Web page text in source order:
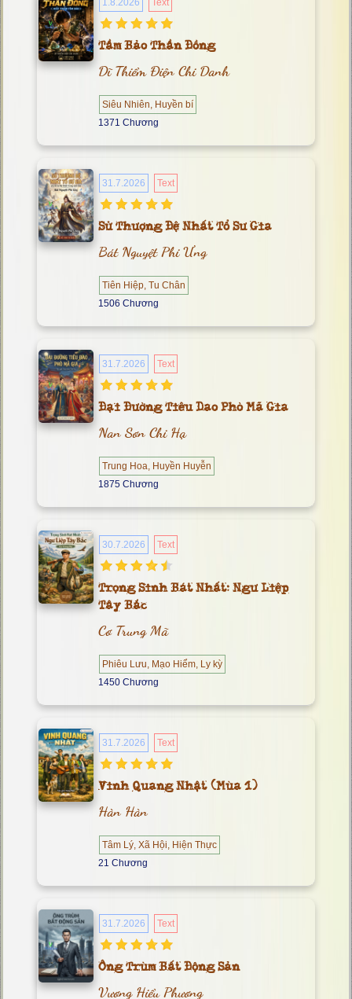
1.8.2026 Text
Tầm Bảo Thần Đồng
Dĩ Thiểm Điện Chi Danh
Siêu Nhiên, Huyền bí
1371 Chương
31.7.2026 Text
Sử Thượng Đệ Nhất Tổ Sư Gia
Bát Nguyệt Phi Ưng
Tiên Hiệp, Tu Chân
1506 Chương
31.7.2026 Text
Đại Đường Tiêu Dao Phò Mã Gia
Nan Sơn Chi Hạ
Trung Hoa, Huyền Huyễn
1875 Chương
30.7.2026 Text
Trọng Sinh Bát Nhất: Ngư Liệp
Tây Bắc
Cơ Trung Mã
Phiêu Lưu, Mạo Hiểm, Ly kỳ
1450 Chương
31.7.2026 Text
Vinh Quang Nhật (Mùa 1)
Hàn Hàn
Tâm Lý, Xã Hội, Hiện Thực
21 Chương
31.7.2026 Text
Ông Trùm Bất Động Sản
Vương Hiểu Phương